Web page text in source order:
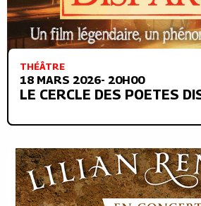
THÉÂTRE
18 MARS 2026- 20H00
LE CERCLE DES POETES